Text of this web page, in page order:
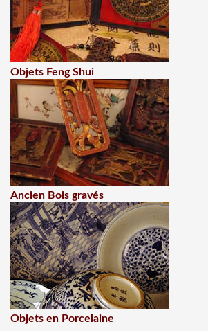
Objets Feng Shui
Ancien Bois gravés
Objets en Porcelaine